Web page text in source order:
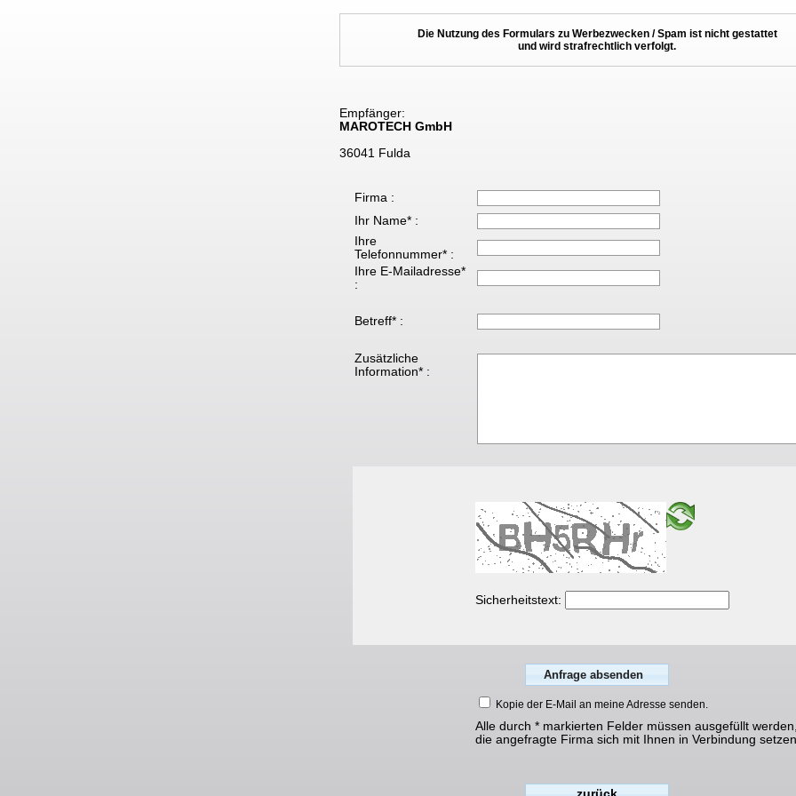
Die Nutzung des Formulars zu Werbezwecken / Spam ist nicht gestattet
und wird strafrechtlich verfolgt.
Empfänger:
MAROTECH GmbH
36041 Fulda
Firma :
Ihr Name* :
Ihre
Telefonnummer* :
Ihre E-Mailadresse*
:
Betreff* :
Zusätzliche
Information* :
Sicherheitstext:
Kopie der E-Mail an meine Adresse senden.
Alle durch * markierten Felder müssen ausgefüllt
die angefragte Firma sich mit Ihnen in Verbindung